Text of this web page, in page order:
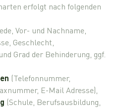
erfolgt nach folgenden
Vor- und Nachname,
Geschlecht,
Grad der Behinderung, ggf.
(Telefonnummer,
E-Mail Adresse),
(Schule, Berufsausbildung,